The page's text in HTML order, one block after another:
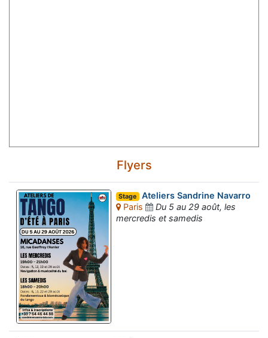
Flyers
Stage Ateliers Sandrine Navarro
Paris
Du 5 au 29 août, les
mercredis et samedis